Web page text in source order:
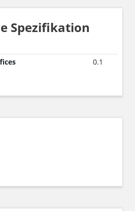
Spezifikation
0.1